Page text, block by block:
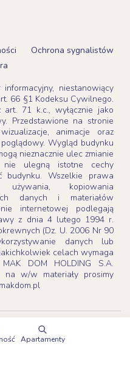
Apartamenty
Ochrona sygnalistów
niestanowiący
66 §1 Kodeksu Cywilnego.
71 k.c., wyłącznie jako
Przedstawione na stronie
animacje oraz
Wygląd budynku
nieznacznie ulec zmianie
ulegną istotne cechy
budynku. Wszelkie prawa
kopiowania
danych i materiałów
internetowej podlegają
z dnia 4 lutego 1994 r.
(Dz. U. 2006 Nr 90
danych lub
celach wymaga
DOM HOLDING S.A.
na w/w materiały prosimy
DOM HOLDING S.A.
zastrzeżone